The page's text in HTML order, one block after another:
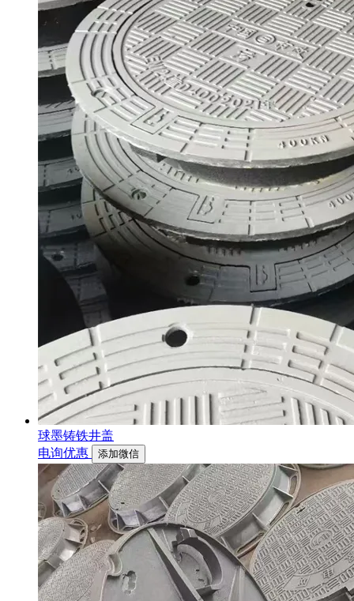
球墨铸铁井盖
电询优惠
添加微信